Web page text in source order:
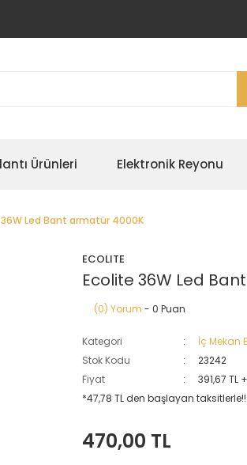
Ürünleri Elektronik Reyonu
Led Bant armatür 4000K
ECOLITE
Ecolite 36W Led
(0) Yorum - 0 Puan
Kategori
İç Mekan
Stok Kodu
23242
Fiyat
391,67 TL
*47,78 TL den başlayan taksitlerle!!
470,00 TL